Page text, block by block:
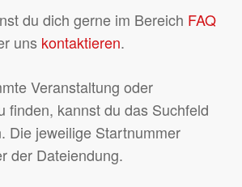
du dich gerne im Bereich FAQ
uns kontaktieren.
Veranstaltung oder
finden, kannst du das Suchfeld
Die jeweilige Startnummer
der Dateiendung.